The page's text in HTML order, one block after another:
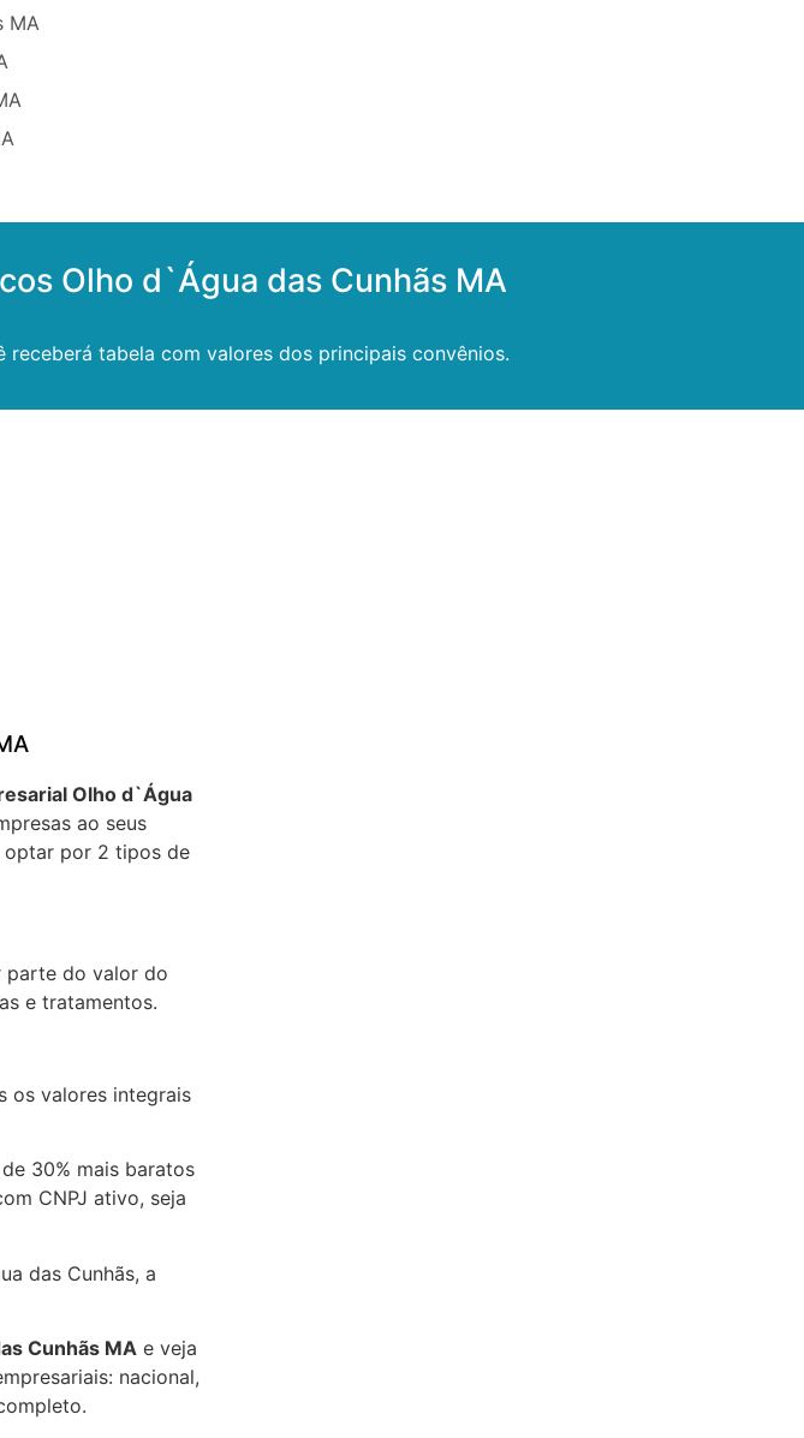
MA
Olho d`Água das Cunhãs MA
tabela com valores dos principais convênios.
Olho d`Água
ao seus
optar por 2 tipos de
parte do valor do
e tratamentos.
os valores integrais
30% mais baratos
CNPJ ativo, seja
das Cunhãs, a
Cunhãs MA e veja
nacional,